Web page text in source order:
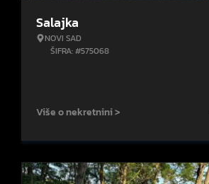
Salajka
NOVI SAD
ŠIFRA: #575068
Više o nekretnini >